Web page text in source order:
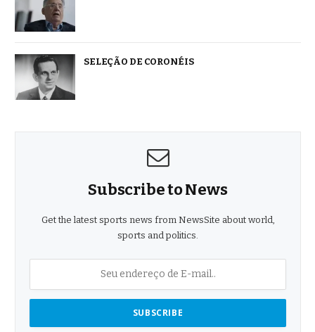
SELEÇÃO DE CORONÉIS
Subscribe to News
Get the latest sports news from NewsSite about world,
sports and politics.